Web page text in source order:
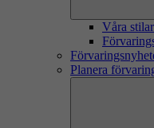
Våra stilar
Planera